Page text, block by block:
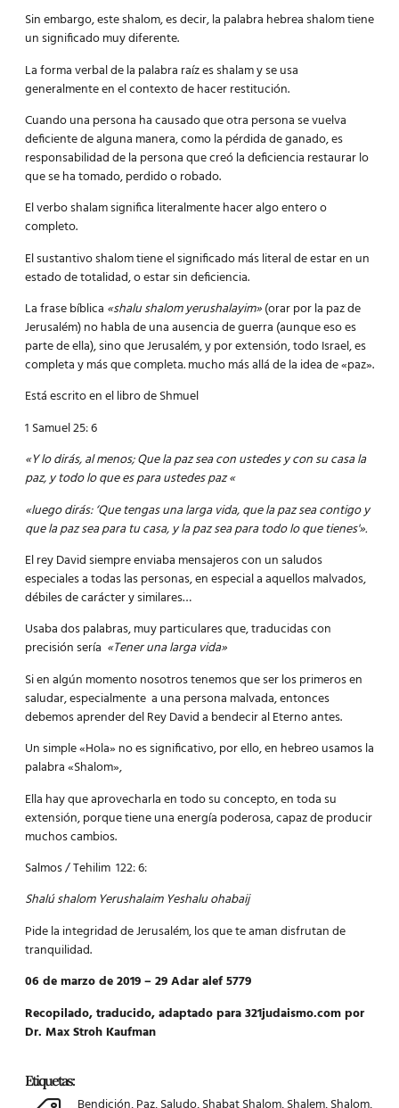
Sin embargo, este shalom, es decir, la palabra hebrea shalom tiene
un significado muy diferente.
La forma verbal de la palabra raíz es shalam y se usa
generalmente en el contexto de hacer restitución.
Cuando una persona ha causado que otra persona se vuelva
deficiente de alguna manera, como la pérdida de ganado, es
responsabilidad de la persona que creó la deficiencia restaurar lo
que se ha tomado, perdido o robado.
El verbo shalam significa literalmente hacer algo entero o
completo.
El sustantivo shalom tiene el significado más literal de estar en un
estado de totalidad, o estar sin deficiencia.
La frase bíblica «shalu shalom yerushalayim»(orar por la paz de
Jerusalém) no habla de una ausencia de guerra (aunque eso es
parte de ella), sino que Jerusalém, y por extensión, todo Israel, es
completa y más que completa. mucho más allá de la idea de «paz».
Está escrito en el libro de Shmuel
1 Samuel 25: 6
«Y lo dirás, al menos; Que la paz sea con ustedes y con su casa la
paz, y todo lo que es para ustedes paz «
«luego dirás: ‘Que tengas una larga vida, que la paz sea contigo y
que la paz sea para tu casa, y la paz sea para todo lo que tienes'».
El rey David siempre enviaba mensajeros con un saludos
especiales a todas las personas, en especial a aquellos malvados,
débiles de carácter y similares…
Usaba dos palabras, muy particulares que, traducidas con
precisión sería «Tener una larga vida»
Si en algún momento nosotros tenemos que ser los primeros en
saludar, especialmente a una persona malvada, entonces
debemos aprender del Rey David a bendecir al Eterno antes.
Un simple «Hola» no es significativo, por ello, en hebreo usamos la
palabra «Shalom»,
Ella hay que aprovecharla en todo su concepto, en toda su
extensión, porque tiene una energía poderosa, capaz de producir
muchos cambios.
Salmos / Tehilim 122: 6:
Shalú shalom Yerushalaim Yeshalu ohabaij
Pide la integridad de Jerusalém, los que te aman disfrutan de
tranquilidad.
06 de marzo de 2019 – 29 Adar alef 5779
Recopilado, traducido, adaptado para 321judaismo.com por
Dr. Max Stroh Kaufman
Etiquetas: